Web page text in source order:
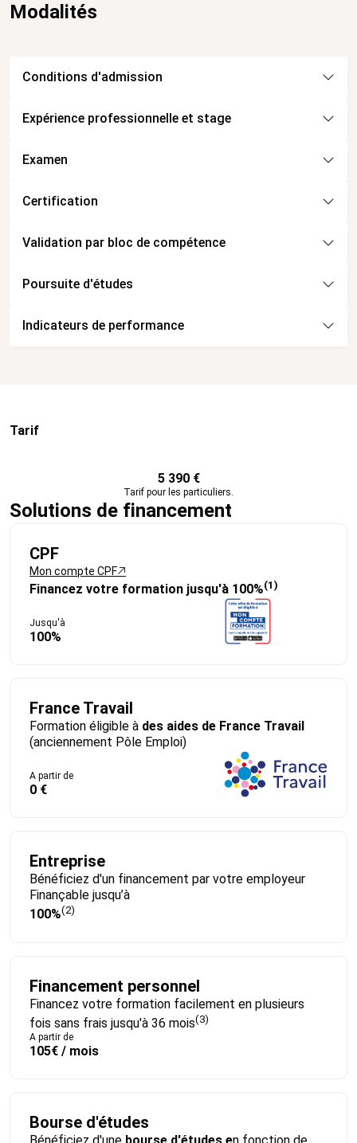
Modalités
Conditions d'admission
Expérience professionnelle et stage
Examen
Certification
Validation par bloc de compétence
Poursuite d'études
Indicateurs de performance
Tarif
5 390 €
Tarif pour les particuliers.
Solutions de financement
CPF
Mon compte CPF
Financez votre formation jusqu'à 100%(1)
Jusqu'à
100%
France Travail
Formation éligible à des aides de France Travail
(anciennement Pôle Emploi)
A partir de
0 €
Entreprise
Bénéficiez d'un financement par votre employeur
Finançable jusqu’à
100%(2)
Financement personnel
Financez votre formation facilement en plusieurs
fois sans frais jusqu'à 36 mois(3)
A partir de
105€ / mois
Bourse d'études